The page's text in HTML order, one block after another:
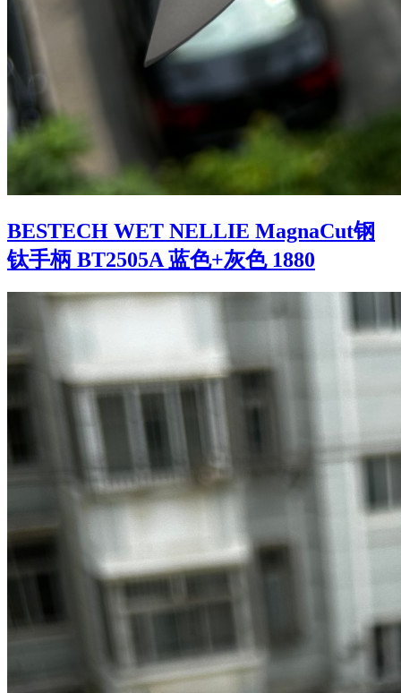
BESTECH WET NELLIE MagnaCut钢
钛手柄 BT2505A 蓝色+灰色 1880